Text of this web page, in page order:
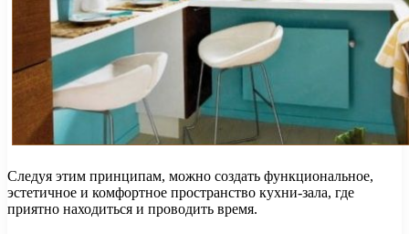
Следуя этим принципам, можно создать функциональное,
эстетичное и комфортное пространство кухни-зала, где
приятно находиться и проводить время.